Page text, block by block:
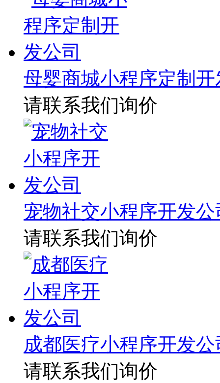
母婴商城小程序定制
请联系我们询价
宠物社交小程序开发公
请联系我们询价
成都医疗小程序开发公
请联系我们询价